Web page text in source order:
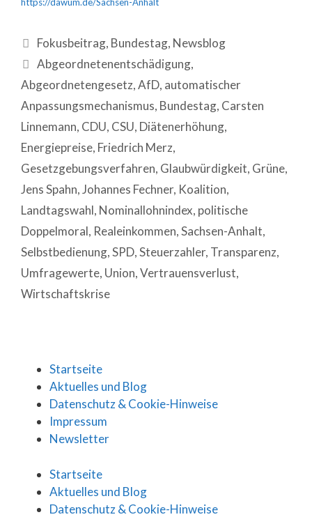
Fokusbeitrag, Bundestag, Newsblog
Abgeordnetenentschädigung,
Abgeordnetengesetz,AfD, automatischer
Anpassungsmechanismus, Bundestag, Carsten
Linnemann, CDU, CSU, Diätenerhöhung,
Energiepreise, Friedrich Merz,
Gesetzgebungsverfahren, Glaubwürdigkeit, Grüne,
Jens Spahn,Johannes Fechner, Koalition,
Landtagswahl, Nominallohnindex, politische
Doppelmoral, Realeinkommen,Sachsen-Anhalt,
Selbstbedienung,SPD,Steuerzahler, Transparenz,
Umfragewerte, Union,Vertrauensverlust,
Wirtschaftskrise
Startseite
Aktuelles und Blog
Datenschutz & Cookie-Hinweise
Impressum
Newsletter
Startseite
Aktuelles und Blog
Datenschutz & Cookie-Hinweise